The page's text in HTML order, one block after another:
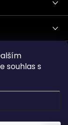
souhlas s